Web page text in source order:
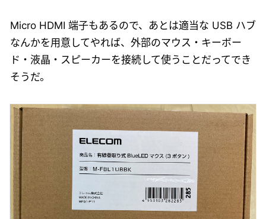
Micro HDMI 端子もあるので、あとは適当な USB ハブ
なんかを用意してやれば、外部のマウス・キーボー
ド・液晶・スピーカーを接続して使うことだってでき
そうだ。